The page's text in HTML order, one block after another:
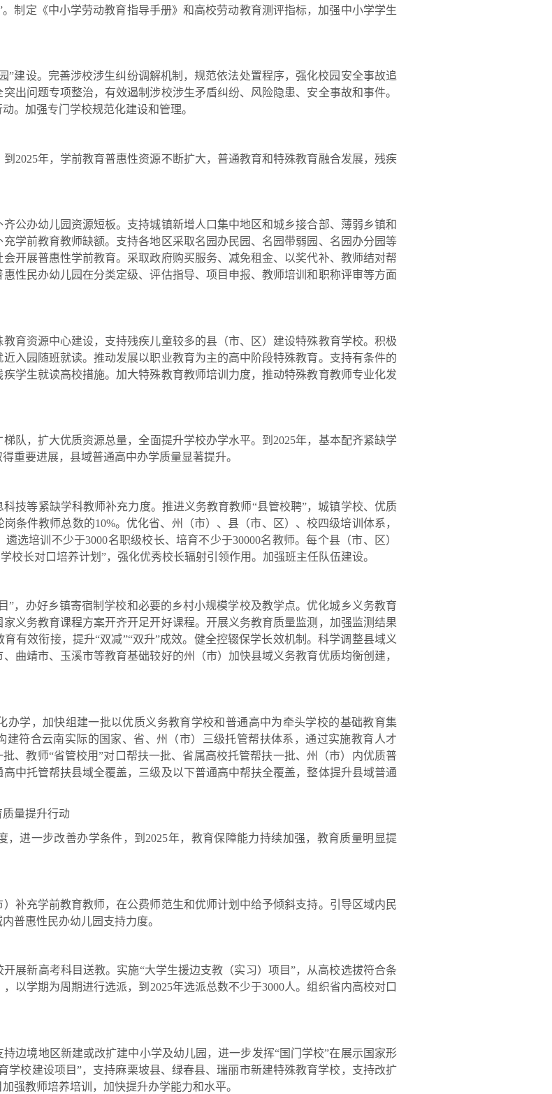
制定《中小学劳动教育指导手册》和高校劳动教育测评指标，加强中小学学生
设。完善涉校涉生纠纷调解机制，规范依法处置程序，强化校园安全事故追
出问题专项整治，有效遏制涉校涉生矛盾纠纷、风险隐患、安全事故和事件。
。加强专门学校规范化建设和管理。
年，学前教育普惠性资源不断扩大，普通教育和特殊教育融合发展，残疾
办幼儿园资源短板。支持城镇新增人口集中地区和城乡接合部、薄弱乡镇和
学前教育教师缺额。支持各地区采取名园办民园、名园带弱园、名园办分园等
开展普惠性学前教育。采取政府购买服务、减免租金、以奖代补、教师结对帮
性民办幼儿园在分类定级、评估指导、项目申报、教师培训和职称评审等方面
资源中心建设，支持残疾儿童较多的县（市、区）建设特殊教育学校。积极
入园随班就读。推动发展以职业教育为主的高中阶段特殊教育。支持有条件的
学生就读高校措施。加大特殊教育教师培训力度，推动特殊教育教师专业化发
，扩大优质资源总量，全面提升学校办学水平。到2025年，基本配齐紧缺学
重要进展，县域普通高中办学质量显著提升。
等紧缺学科教师补充力度。推进义务教育教师“县管校聘”，城镇学校、优质
条件教师总数的10%。优化省、州（市）、县（市、区）、校四级培训体系，
选培训不少于3000名职级校长、培育不少于30000名教师。每个县（市、区）
校长对口培养计划”，强化优秀校长辐射引领作用。加强班主任队伍建设。
办好乡镇寄宿制学校和必要的乡村小规模学校及教学点。优化城乡义务教育
义务教育课程方案开齐开足开好课程。开展义务教育质量监测，加强监测结果
有效衔接，提升“双减”“双升”成效。健全控辍保学长效机制。科学调整县域义
曲靖市、玉溪市等教育基础较好的州（市）加快县域义务教育优质均衡创建，
学，加快组建一批以优质义务教育学校和普通高中为牵头学校的基础教育集
建符合云南实际的国家、省、州（市）三级托管帮扶体系，通过实施教育人才
、教师“省管校用”对口帮扶一批、省属高校托管帮扶一批、州（市）内优质普
中托管帮扶县域全覆盖，三级及以下普通高中帮扶全覆盖，整体提升县域普通
量提升行动
进一步改善办学条件，到2025年，教育保障能力持续加强，教育质量明显提
充学前教育教师，在公费师范生和优师计划中给予倾斜支持。引导区域内民
普惠性民办幼儿园支持力度。
新高考科目送教。实施“大学生援边支教（实习）项目”，从高校选拔符合条
以学期为周期进行选派，到2025年选派总数不少于3000人。组织省内高校对口
境地区新建或改扩建中小学及幼儿园，进一步发挥“国门学校”在展示国家形
学校建设项目”，支持麻栗坡县、绿春县、瑞丽市新建特殊教育学校，支持改扩
强教师培养培训，加快提升办学能力和水平。